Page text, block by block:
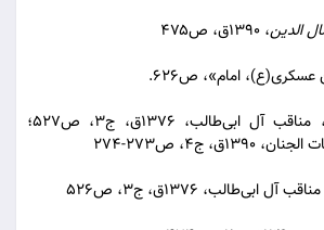
الدین، ۱۳۹۰ق، ص۴۷۵
امام»، ص۶۲۶.
ابن شهرآشوب، مناقب آل ابی‌طالب، ۱۳۷۶ق، ج۳، ص۵۲۷؛
ج۴، ص۲۷۳-۲۷۴
ابی‌طالب، ۱۳۷۶ق، ج۳، ص۵۲۶